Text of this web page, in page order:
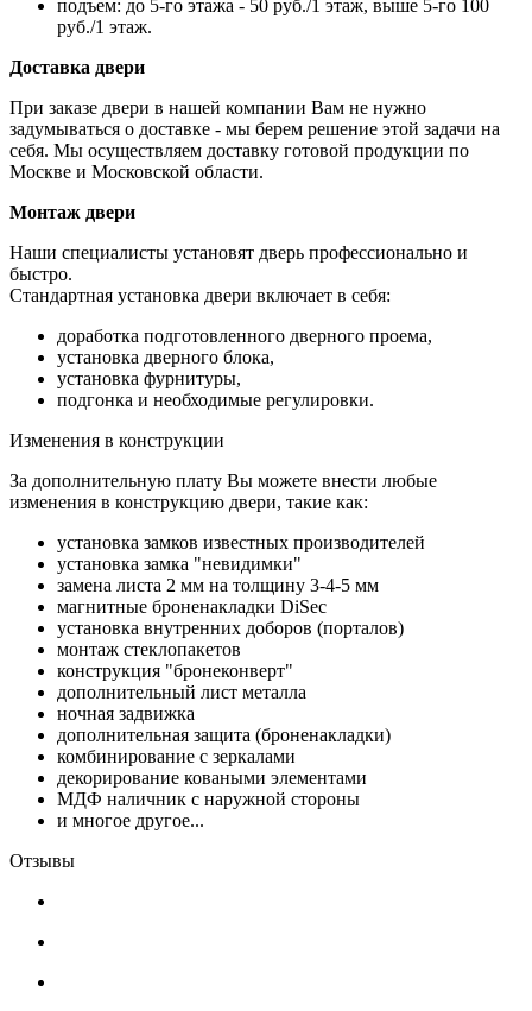
подъем: до 5-го этажа - 50 руб./1 этаж, выше 5-го 100
руб./1 этаж.
Доставка двери
При заказе двери в нашей компании Вам не нужно
задумываться о доставке - мы берем решение этой задачи на
себя. Мы осуществляем доставку готовой продукции по
Москве и Московской области.
Монтаж двери
Наши специалисты установят дверь профессионально и
быстро.
Стандартная установка двери включает в себя:
доработка подготовленного дверного проема,
установка дверного блока,
установка фурнитуры,
подгонка и необходимые регулировки.
Изменения в конструкции
За дополнительную плату Вы можете внести любые
изменения в конструкцию двери, такие как:
установка замков известных производителей
установка замка "невидимки"
замена листа 2 мм на толщину 3-4-5 мм
магнитные броненакладки DiSec
установка внутренних доборов (порталов)
монтаж стеклопакетов
конструкция "бронеконверт"
дополнительный лист металла
ночная задвижка
дополнительная защита (броненакладки)
комбинирование с зеркалами
декорирование коваными элементами
МДФ наличник с наружной стороны
и многое другое...
Отзывы